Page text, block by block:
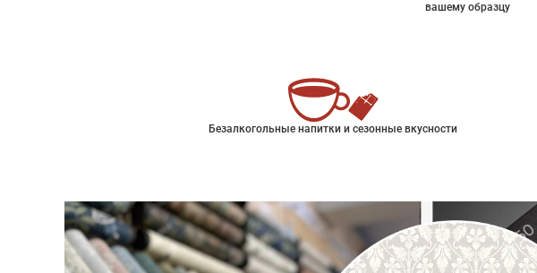
вашему образцу
Безалкогольные напитки и сезонные вкусности